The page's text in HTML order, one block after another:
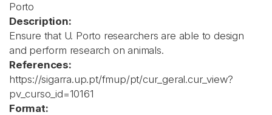
Porto
Description:
Ensure that U. Porto researchers are able to design
and perform research on animals.
References:
https://sigarra.up.pt/fmup/pt/cur_geral.cur_view?
pv_curso_id=10161
Format: